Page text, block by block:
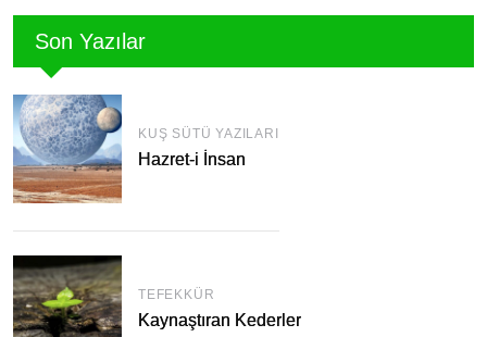
Son Yazılar
KUŞ SÜTÜ YAZILARI
Hazret-i İnsan
TEFEKKÜR
Kaynaştıran Kederler